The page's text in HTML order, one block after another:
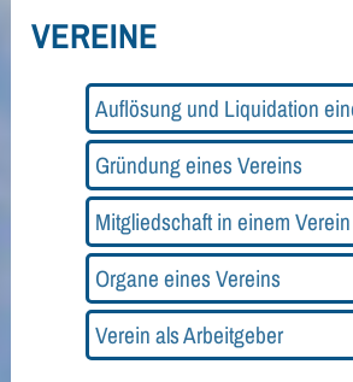
VEREINE
Auflösung und Liquidation
Gründung eines Vereins
Mitgliedschaft in einem Verein
Organe eines Vereins
Verein als Arbeitgeber